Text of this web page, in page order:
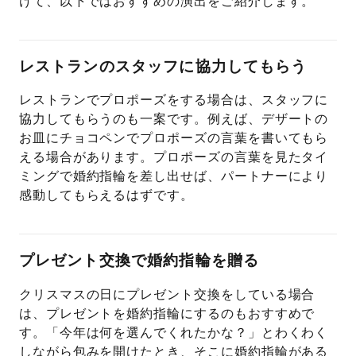
レストランのスタッフに協力してもらう
レストランでプロポーズをする場合は、スタッフに
協力してもらうのも一案です。例えば、デザートの
お皿にチョコペンでプロポーズの言葉を書いてもら
える場合があります。プロポーズの言葉を見たタイ
ミングで婚約指輪を差し出せば、パートナーにより
感動してもらえるはずです。
プレゼント交換で婚約指輪を贈る
クリスマスの日にプレゼント交換をしている場合
は、プレゼントを婚約指輪にするのもおすすめで
す。「今年は何を選んでくれたかな？」とわくわく
しながら包みを開けたとき、そこに婚約指輪がある